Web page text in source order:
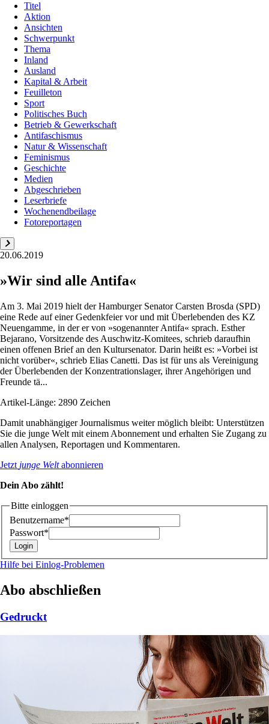
Titel
Aktion
Ansichten
Schwerpunkt
Thema
Inland
Ausland
Kapital & Arbeit
Feuilleton
Sport
Politisches Buch
Betrieb & Gewerkschaft
Antifaschismus
Natur & Wissenschaft
Feminismus
Geschichte
Medien
Abgeschrieben
Leserbriefe
Wochenendbeilage
Fotoreportagen
20.06.2019
»Wir sind alle Antifa«
Am 3. Mai 2019 hielt der Hamburger Senator Carsten Brosda (SPD)
eine Rede auf einer Gedenkfeier vor und mit Überlebenden des KZ
Neuengamme, in der er von »sogenannter Antifa« sprach. Esther
Bejarano, Vorsitzende des Auschwitz-Komitees, schrieb daraufhin
einen offenen Brief an den Kultursenator. Darin heißt es: »Vorbei ist
nicht vorüber«, schrieb Elias Canetti. Das ist für uns als ­Vereinigung
der Überlebenden der Konzentrationslager, ihrer Angehörigen und
Freunde tä...
Artikel-Länge: 2890 Zeichen
Damit unabhängiger Journalismus weiter möglich bleibt: Unterstützen
Sie die junge Welt mit einem Abonnement und erhalten Sie Zugang zu
allen Analysen, Reportagen und Kommentaren.
Jetzt junge Weltabonnieren
Dein Abo zählt!
Bitte einloggen
Benutzername*
Passwort*
Hilfe bei Einlog-Problemen
Abo abschließen
Gedruckt